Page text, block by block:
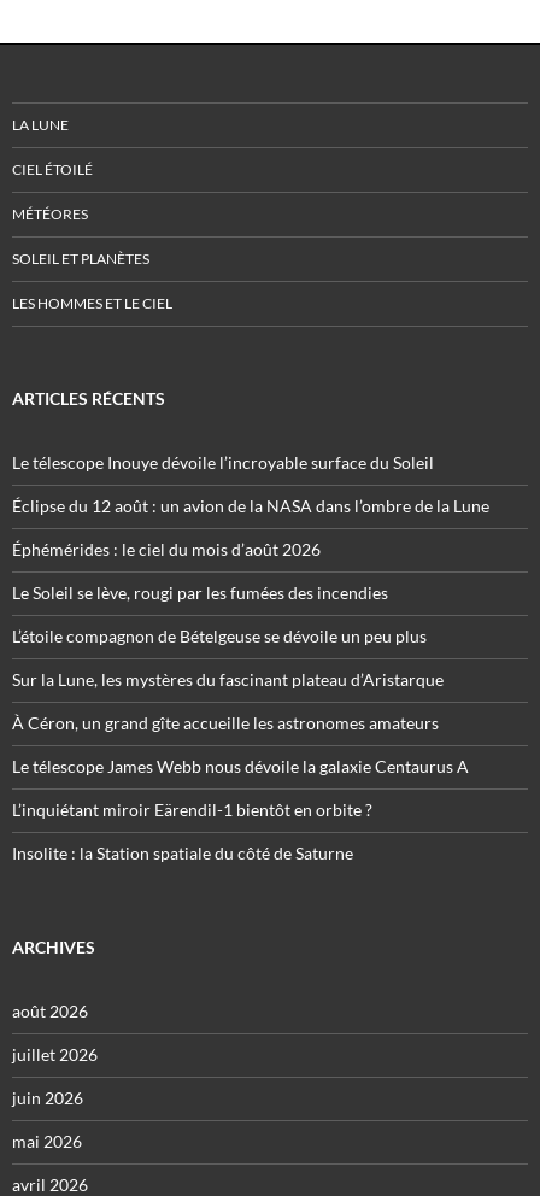
LA LUNE
CIEL ÉTOILÉ
MÉTÉORES
SOLEIL ET PLANÈTES
LES HOMMES ET LE CIEL
ARTICLES RÉCENTS
Le télescope Inouye dévoile l’incroyable surface du Soleil
Éclipse du 12 août : un avion de la NASA dans l’ombre de la Lune
Éphémérides : le ciel du mois d’août 2026
Le Soleil se lève, rougi par les fumées des incendies
L’étoile compagnon de Bételgeuse se dévoile un peu plus
Sur la Lune, les mystères du fascinant plateau d’Aristarque
À Céron, un grand gîte accueille les astronomes amateurs
Le télescope James Webb nous dévoile la galaxie Centaurus A
L’inquiétant miroir Eärendil-1 bientôt en orbite ?
Insolite : la Station spatiale du côté de Saturne
ARCHIVES
août 2026
juillet 2026
juin 2026
mai 2026
avril 2026